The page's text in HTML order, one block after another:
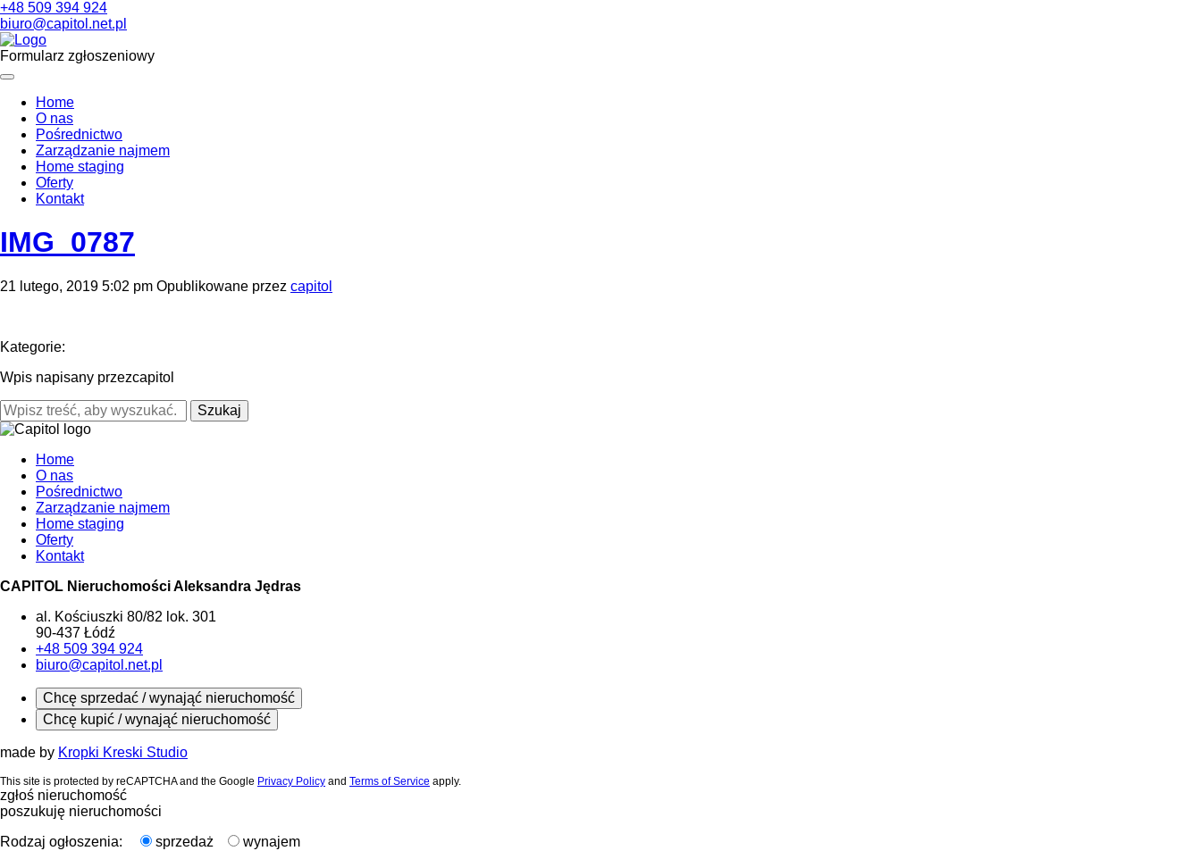
+48 509 394 924
biuro@capitol.net.pl
Formularz zgłoszeniowy
Home
O nas
Pośrednictwo
Zarządzanie najmem
Home staging
Oferty
Kontakt
IMG_0787
21 lutego, 2019 5:02 pm Opublikowane przez capitol
Kategorie:
Wpis napisany przezcapitol
Szukaj
Home
O nas
Pośrednictwo
Zarządzanie najmem
Home staging
Oferty
Kontakt
CAPITOL Nieruchomości Aleksandra Jędras
al. Kościuszki 80/82 lok. 301
90-437 Łódź
+48 509 394 924
biuro@capitol.net.pl
Chcę sprzedać / wynająć nieruchomość
Chcę kupić / wynająć nieruchomość
made by Kropki Kreski Studio
This site is protected by reCAPTCHA and the Google Privacy Policy and Terms of Service apply.
zgłoś nieruchomość
poszukuję nieruchomości
Rodzaj ogłoszenia:
sprzedaż wynajem